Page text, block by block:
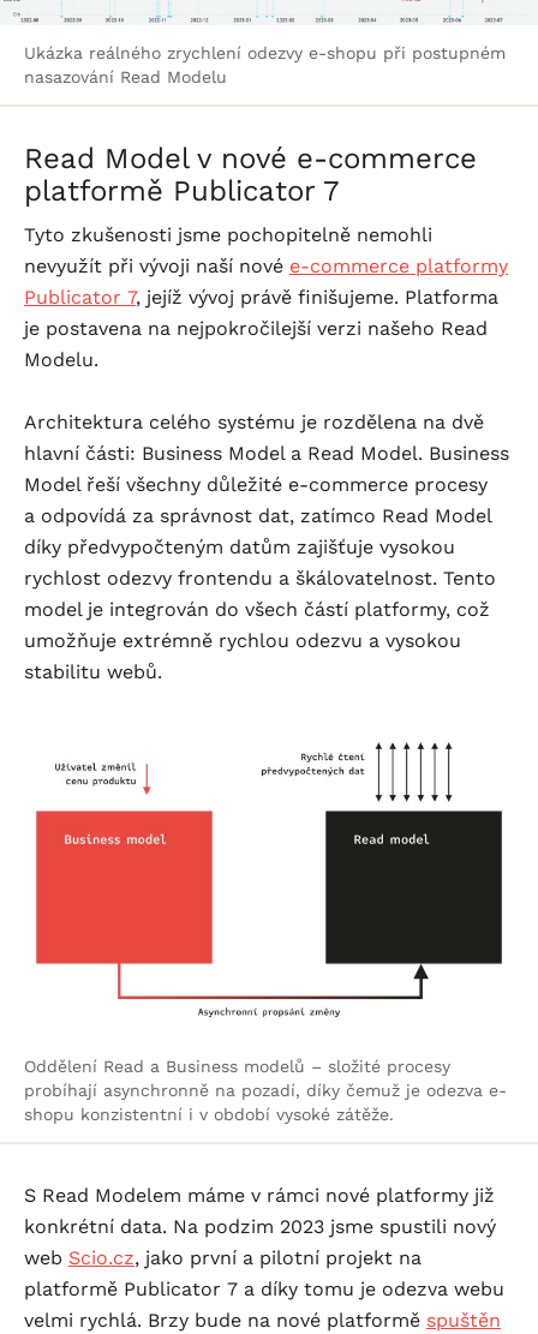
Ukázka reálného zrychlení odezvy e-shopu při postupném
nasazování Read Modelu
Read Model v nové e-commerce
platformě Publicator 7
Tyto zkušenosti jsme pochopitelně nemohli
nevyužít při vývoji naší nové e-commerce platformy
Publicator 7, jejíž vývoj právě finišujeme. Platforma
je postavena na nejpokročilejší verzi našeho Read
Modelu.
Architektura celého systému je rozdělena na dvě
hlavní části: Business Model a Read Model. Business
Model řeší všechny důležité e-commerce procesy
a odpovídá za správnost dat, zatímco Read Model
díky předvypočteným datům zajišťuje vysokou
rychlost odezvy frontendu a škálovatelnost. Tento
model je integrován do všech částí platformy, což
umožňuje extrémně rychlou odezvu a vysokou
stabilitu webů.
Oddělení Read a Business modelů – složité procesy
probíhají asynchronně na pozadí, díky čemuž je odezva e-
shopu konzistentní i v období vysoké zátěže.
S Read Modelem máme v rámci nové platformy již
konkrétní data. Na podzim 2023 jsme spustili nový
web Scio.cz, jako první a pilotní projekt na
platformě Publicator 7 a díky tomu je odezva webu
velmi rychlá. Brzy bude na nové platformě spuštěn